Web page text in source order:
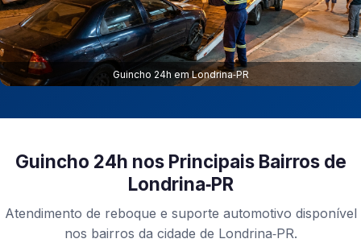
Guincho 24h em Londrina‑PR
Guincho 24h nos Principais Bairros de
Londrina‑PR
Atendimento de reboque e suporte automotivo disponível
nos bairros da cidade de Londrina‑PR.